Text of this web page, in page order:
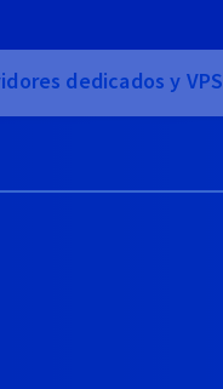
dedicados y VPS